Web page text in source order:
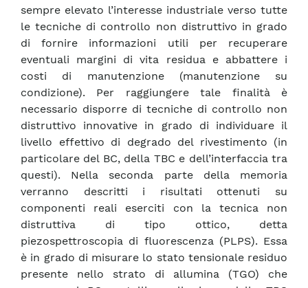
sempre elevato l’interesse industriale verso tutte
le tecniche di controllo non distruttivo in grado
di fornire informazioni utili per recuperare
eventuali margini di vita residua e abbattere i
costi di manutenzione (manutenzione su
condizione). Per raggiungere tale finalità è
necessario disporre di tecniche di controllo non
distruttivo innovative in grado di individuare il
livello effettivo di degrado del rivestimento (in
particolare del BC, della TBC e dell’interfaccia tra
questi). Nella seconda parte della memoria
verranno descritti i risultati ottenuti su
componenti reali eserciti con la tecnica non
distruttiva di tipo ottico, detta
piezospettroscopia di fluorescenza (PLPS). Essa
è in grado di misurare lo stato tensionale residuo
presente nello strato di allumina (TGO) che